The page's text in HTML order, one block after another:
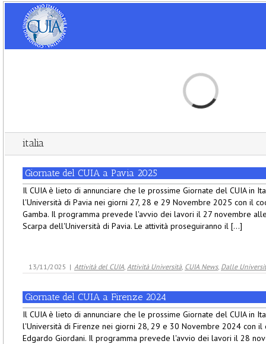
Loading...
italia
Giornate del CUIA a Pavia 2025
Il CUIA è lieto di annunciare che le prossime Giornate del CUIA in
l'Università di Pavia nei giorni 27, 28 e 29 Novembre 2025 con il
Gamba. Il programma prevede l'avvio dei lavori il 27 novembre
Scarpa dell'Università di Pavia. Le attività proseguiranno il [...]
13/11/2025 | Attività del CUIA, Attività Università, CUIA News, Dalle
Giornate del CUIA a Firenze 2024
Il CUIA è lieto di annunciare che le prossime Giornate del CUIA in
l'Università di Firenze nei giorni 28, 29 e 30 Novembre 2024 con
Edgardo Giordani. Il programma prevede l'avvio dei lavori il 28